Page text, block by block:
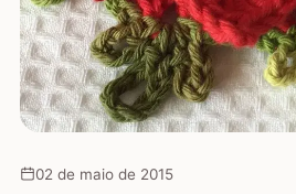
02 de maio de 2015